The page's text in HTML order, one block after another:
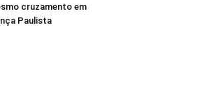
cruzamento em
Paulista